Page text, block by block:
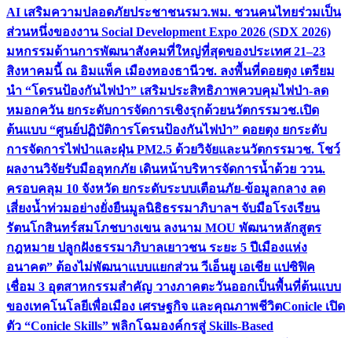
AI เสริมความปลอดภัยประชาชนรมว.พม. ชวนคนไทยร่วมเป็น
ส่วนหนึ่งของงาน Social Development Expo 2026 (SDX 2026)
มหกรรมด้านการพัฒนาสังคมที่ใหญ่ที่สุดของประเทศ 21–23
สิงหาคมนี้ ณ อิมแพ็ค เมืองทองธานีวช. ลงพื้นที่ดอยตุง เตรียม
นำ “โดรนป้องกันไฟป่า” เสริมประสิทธิภาพควบคุมไฟป่า-ลด
หมอกควัน ยกระดับการจัดการเชิงรุกด้วยนวัตกรรมวช.เปิด
ต้นแบบ “ศูนย์ปฏิบัติการโดรนป้องกันไฟป่า” ดอยตุง ยกระดับ
การจัดการไฟป่าและฝุ่น PM2.5 ด้วยวิจัยและนวัตกรรมวช. โชว์
ผลงานวิจัยรับมืออุทกภัย เดินหน้าบริหารจัดการน้ำด้วย ววน.
ครอบคลุม 10 จังหวัด ยกระดับระบบเตือนภัย-ข้อมูลกลาง ลด
เสี่ยงน้ำท่วมอย่างยั่งยืนมูลนิธิธรรมาภิบาลฯ จับมือโรงเรียน
รัตนโกสินทร์สมโภชบางเขน ลงนาม MOU พัฒนาหลักสูตร
กฎหมาย ปลูกฝังธรรมาภิบาลเยาวชน ระยะ 5 ปีเมืองแห่ง
อนาคต” ต้องไม่พัฒนาแบบแยกส่วน วีเอ็นยู เอเชีย แปซิฟิค
เชื่อม 3 อุตสาหกรรมสำคัญ วางภาคตะวันออกเป็นพื้นที่ต้นแบบ
ของเทคโนโลยีเพื่อเมือง เศรษฐกิจ และคุณภาพชีวิตConicle เปิด
ตัว “Conicle Skills” พลิกโฉมองค์กรสู่ Skills-Based